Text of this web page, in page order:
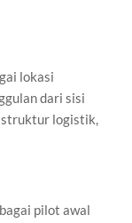
lokasi
dari sisi
logistik,
pilot awal